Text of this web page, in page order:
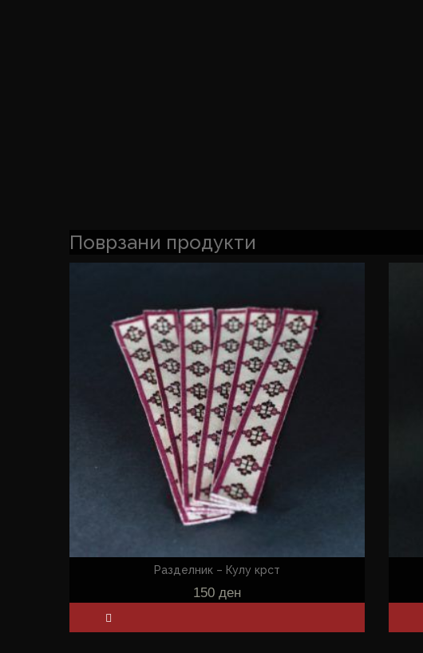
Поврзани продукти
Разделник – Кулу крст
150 ден